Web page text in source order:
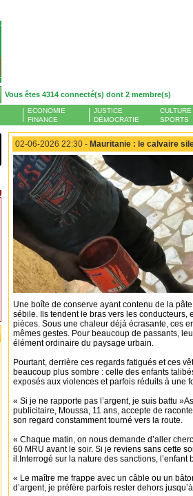
Vous êtes 4314 connecté(s) dont 2 membre(s)
ECONOMIE
FINANCE
JUSTICE
DÉMOCRATIE
CULTURE
SPORTS
02-06-2026 22:30 - Mauritanie : le calvaire
Une boîte de conserve ayant contenu de la
sébile. Ils tendent le bras vers les conducteurs,
pièces. Sous une chaleur déjà écrasante, ces
mêmes gestes. Pour beaucoup de passants,
élément ordinaire du paysage urbain.
Pourtant, derrière ces regards fatigués et ces
beaucoup plus sombre : celle des enfants
exposés aux violences et parfois réduits à une
« Si je ne rapporte pas l’argent, je suis battu
publicitaire, Moussa, 11 ans, accepte de
son regard constamment tourné vers la route.
« Chaque matin, on nous demande d’aller
60 MRU avant le soir. Si je reviens sans cette
il.Interrogé sur la nature des sanctions, l’enfant
« Le maître me frappe avec un câble ou un
d’argent, je préfère parfois rester dehors